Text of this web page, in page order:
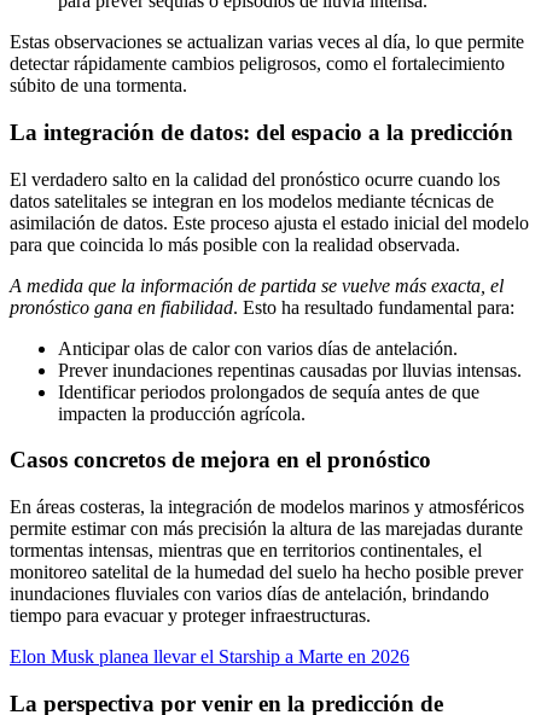
Estas observaciones se actualizan varias veces al día, lo que permite
detectar rápidamente cambios peligrosos, como el fortalecimiento
súbito de una tormenta.
La integración de datos: del espacio a la predicción
El verdadero salto en la calidad del pronóstico ocurre cuando los
datos satelitales se integran en los modelos mediante técnicas de
asimilación de datos. Este proceso ajusta el estado inicial del modelo
para que coincida lo más posible con la realidad observada.
A medida que la información de partida se vuelve más exacta, el
pronóstico gana en fiabilidad. Esto ha resultado fundamental para:
Anticipar olas de calor con varios días de antelación.
Prever inundaciones repentinas causadas por lluvias intensas.
Identificar periodos prolongados de sequía antes de que
impacten la producción agrícola.
Casos concretos de mejora en el pronóstico
En áreas costeras, la integración de modelos marinos y atmosféricos
permite estimar con más precisión la altura de las marejadas durante
tormentas intensas, mientras que en territorios continentales, el
monitoreo satelital de la humedad del suelo ha hecho posible prever
inundaciones fluviales con varios días de antelación, brindando
tiempo para evacuar y proteger infraestructuras.
Elon Musk planea llevar el Starship a Marte en 2026
La perspectiva por venir en la predicción de